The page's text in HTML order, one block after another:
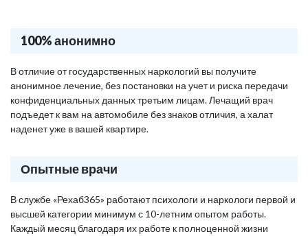
100% анонимно
В отличие от государственных наркологий вы получите
анонимное лечение, без постановки на учет и риска передачи
конфиденциальных данных третьим лицам. Лечащий врач
подъедет к вам на автомобиле без знаков отличия, а халат
наденет уже в вашей квартире.
Опытные врачи
В службе «Рехаб365» работают психологи и наркологи первой и
высшей категории минимум с 10-летним опытом работы.
Каждый месяц благодаря их работе к полноценной жизни